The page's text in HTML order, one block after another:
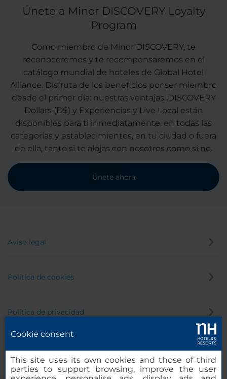
Únete a Minor DISCOVERY Loyalty
Program
Como miembro de Minor DISCOVERY, te
reconoceremos y te recompensaremos en el
catálogo mundial de hoteles de Global Hotel
Alliance. Disfruta de los beneficios por ser miembro
desde el primer día: nuestras ventajas, DISCOVERY
Dollars (D$) y Experiencias y Live Local están
disponibles para ti inmediatamente, en todas las
categorías y establecimientos, en tu ciudad o fuera
de ella, tanto si te alojas con nosotros como si no.
Únete ahora
Aviso legal
Política de cookies
Política de privacidad
Cookie consent
This site uses its own cookies and those of third
parties to support browsing, improve the user